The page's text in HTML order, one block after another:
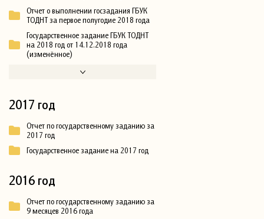
Отчет о выполнении госзадания ГБУК
ТОДНТ за первое полугодие 2018 года
Государственное задание ГБУК ТОДНТ
на 2018 год от 14.12.2018 года
(изменённое)
2017 год
Отчет по государственному заданию за
2017 год
Государственное задание на 2017 год
2016 год
Отчет по государственному заданию за
9 месяцев 2016 года